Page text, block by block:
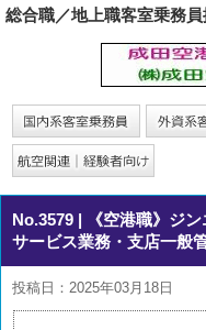
総合職／地上職客室乗務
No.3579 | 《空港職》ジ
サービス業務・支店一般
投稿日：2025年03月18日